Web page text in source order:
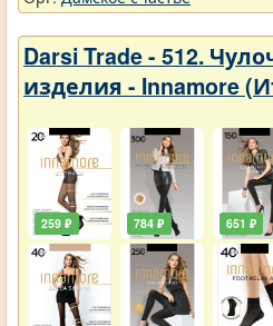
Darsi Trade - 512.
изделия - Innamore
259 ₽ 784 ₽ 651 ₽